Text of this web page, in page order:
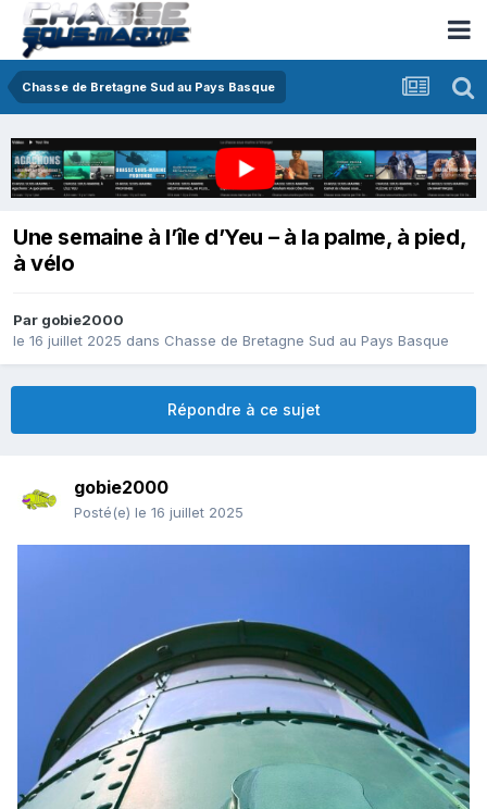
Chasse de Bretagne Sud au Pays Basque
Une semaine à l’île d’Yeu – à la palme, à pied,
à vélo
Par gobie2000
le 16 juillet 2025 dans Chasse de Bretagne Sud au Pays Basque
Répondre à ce sujet
gobie2000
Posté(e) le 16 juillet 2025